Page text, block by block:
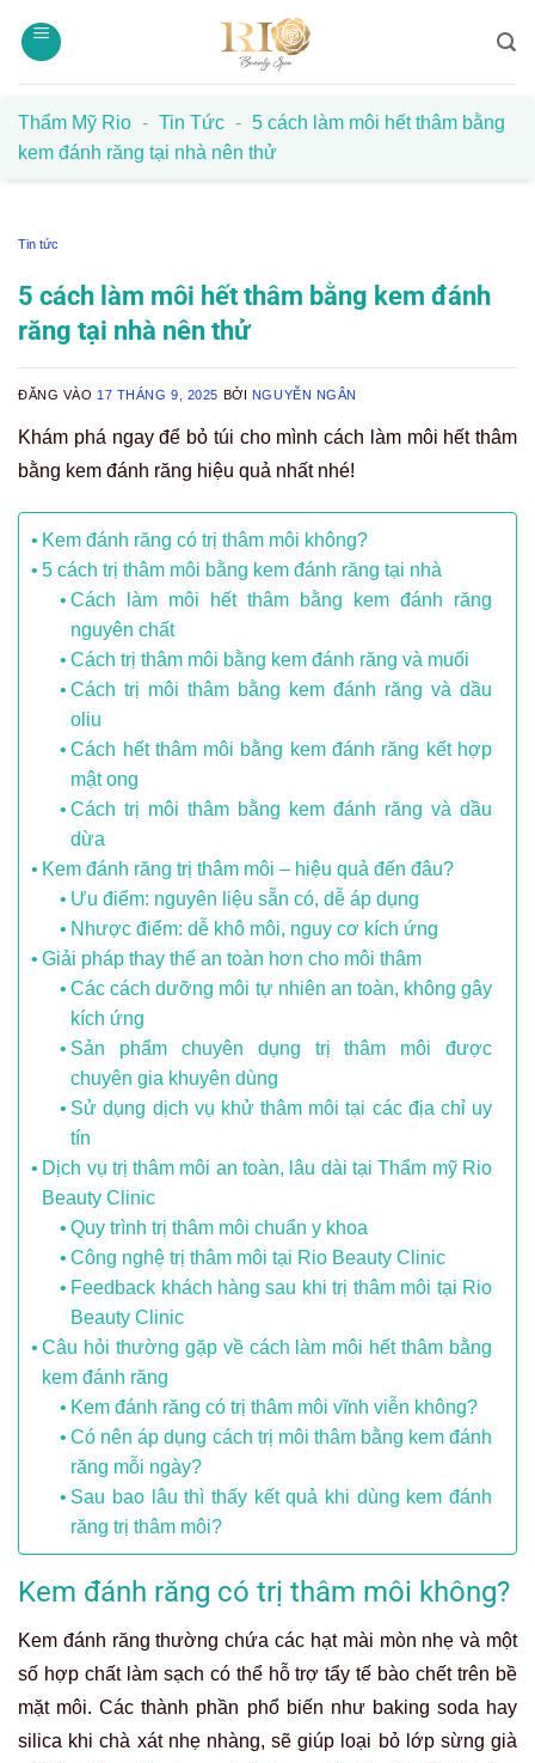
qua
Thẩm Mỹ Rio - Tin Tức - 5 cách làm môi hết thâm bằng
kem đánh răng tại nhà nên thử
Tin tức
5 cách làm môi hết thâm bằng kem đánh
răng tại nhà nên thử
ĐĂNG VÀO 17 THÁNG 9, 2025 BỞI NGUYỄN NGÂN
Khám phá ngay để bỏ túi cho mình cách làm môi hết thâm
bằng kem đánh răng hiệu quả nhất nhé!
Kem đánh răng có trị thâm môi không?
5 cách trị thâm môi bằng kem đánh răng tại nhà
Cách làm môi hết thâm bằng kem đánh răng
nguyên chất
Cách trị thâm môi bằng kem đánh răng và muối
Cách trị môi thâm bằng kem đánh răng và dầu
oliu
Cách hết thâm môi bằng kem đánh răng kết hợp
mật ong
Cách trị môi thâm bằng kem đánh răng và dầu
dừa
Kem đánh răng trị thâm môi – hiệu quả đến đâu?
Ưu điểm: nguyên liệu sẵn có, dễ áp dụng
Nhược điểm: dễ khô môi, nguy cơ kích ứng
Giải pháp thay thế an toàn hơn cho môi thâm
Các cách dưỡng môi tự nhiên an toàn, không gây
kích ứng
Sản phẩm chuyên dụng trị thâm môi được
chuyên gia khuyên dùng
Sử dụng dịch vụ khử thâm môi tại các địa chỉ uy
tín
Dịch vụ trị thâm môi an toàn, lâu dài tại Thẩm mỹ Rio
Beauty Clinic
Quy trình trị thâm môi chuẩn y khoa
Công nghệ trị thâm môi tại Rio Beauty Clinic
Feedback khách hàng sau khi trị thâm môi tại Rio
Beauty Clinic
Câu hỏi thường gặp về cách làm môi hết thâm bằng
kem đánh răng
Kem đánh răng có trị thâm môi vĩnh viễn không?
Có nên áp dụng cách trị môi thâm bằng kem đánh
răng mỗi ngày?
Sau bao lâu thì thấy kết quả khi dùng kem đánh
răng trị thâm môi?
Kem đánh răng có trị thâm môi không?
Kem đánh răng thường chứa các hạt mài mòn nhẹ và một
số hợp chất làm sạch có thể hỗ trợ tẩy tế bào chết trên bề
mặt môi. Các thành phần phổ biến như baking soda hay
silica khi chà xát nhẹ nhàng, sẽ giúp loại bỏ lớp sừng già